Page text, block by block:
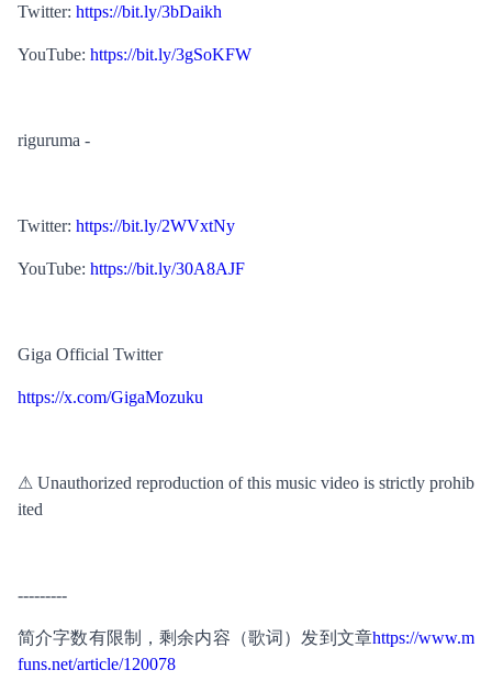
Twitter: https://bit.ly/3bDaikh
YouTube: https://bit.ly/3gSoKFW
riguruma -
Twitter: https://bit.ly/2WVxtNy
YouTube: https://bit.ly/30A8AJF
Giga Official Twitter
https://x.com/GigaMozuku
⚠ Unauthorized reproduction of this music video is strictly prohib
ited
---------
简介字数有限制，剩余内容（歌词）发到文章https://www.m
funs.net/article/120078